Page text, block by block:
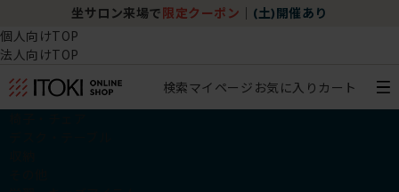
坐サロン来場で 限定クーポン (土)開催あり
個人向けTOP
法人向けTOP
検索マイページ お気に入り カート